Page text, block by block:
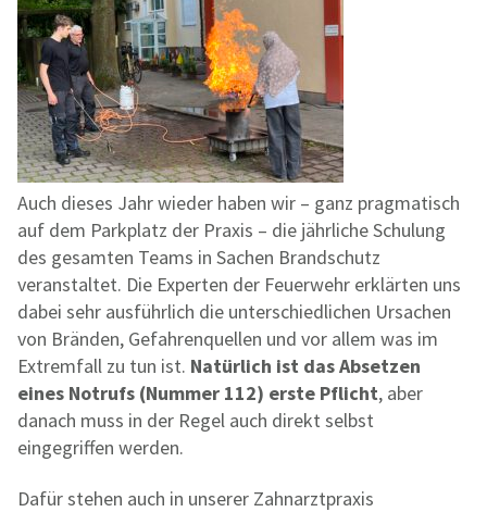
Auch dieses Jahr wieder haben wir – ganz pragmatisch
auf dem Parkplatz der Praxis – die jährliche Schulung
des gesamten Teams in Sachen Brandschutz
veranstaltet. Die Experten der Feuerwehr erklärten uns
dabei sehr ausführlich die unterschiedlichen Ursachen
von Bränden, Gefahrenquellen und vor allem was im
Extremfall zu tun ist. Natürlich ist das Absetzen
eines Notrufs (Nummer 112) erste Pflicht, aber
danach muss in der Regel auch direkt selbst
eingegriffen werden.
Dafür stehen auch in unserer Zahnarztpraxis